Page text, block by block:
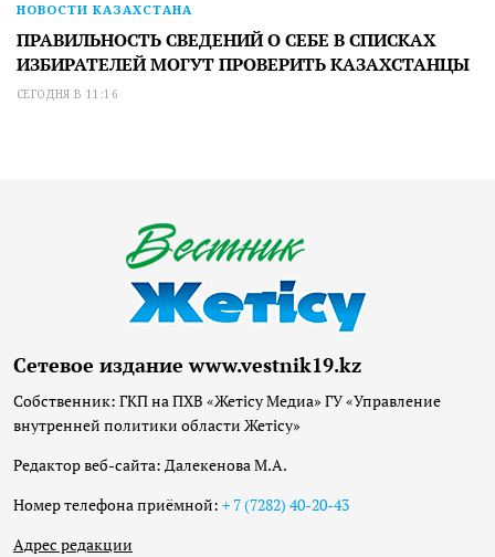
НОВОСТИ КАЗАХСТАНА
ПРАВИЛЬНОСТЬ СВЕДЕНИЙ О СЕБЕ В СПИСКАХ
ИЗБИРАТЕЛЕЙ МОГУТ ПРОВЕРИТЬ КАЗАХСТАНЦЫ
СЕГОДНЯ В 11:16
Сетевое издание www.vestnik19.kz
Собственник: ГКП на ПХВ «Жетісу Медиа» ГУ «Управление
внутренней политики области Жетісу»
Редактор веб-сайта: Далекенова М.А.
Номер телефона приёмной: + 7 (7282) 40-20-43
Адрес редакции